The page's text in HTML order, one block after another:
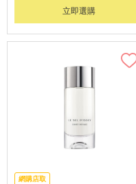
立即選購
網購店取